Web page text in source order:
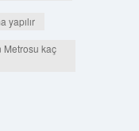
yapılır
Metrosu kaç